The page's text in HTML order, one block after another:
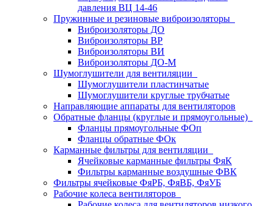
давления ВЦ 14-46
Пружинные и резиновые виброизоляторы
Виброизоляторы ДО
Виброизоляторы ВР
Виброизоляторы ВИ
Виброизоляторы ДО-М
Шумоглушители для вентиляции
Шумоглушители пластинчатые
Шумоглушители круглые трубчатые
Направляющие аппараты для вентиляторов
Обратные фланцы (круглые и прямоугольные)
Фланцы прямоугольные ФОп
Фланцы обратные ФОк
Карманные фильтры для вентиляции
Ячейковые карманные фильтры ФяК
Фильтры карманные воздушные ФВК
Фильтры ячейковые ФяРБ, ФяВБ, ФяУБ
Рабочие колеса вентиляторов